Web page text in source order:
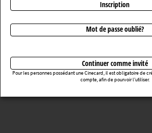
Inscription
Mot de passe oublié?
Continuer comme invité
Pour les personnes possédant une Cinecard, il est obligatoire de
compte, afin de pourvoir l’utiliser.